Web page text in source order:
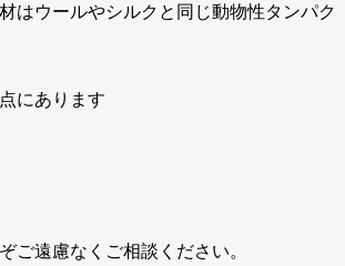
はウールやシルクと同じ動物性タンパク
にあります
ご遠慮なくご相談ください。